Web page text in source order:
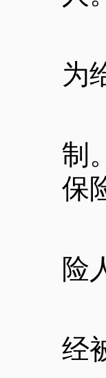
为
制
保
险
经